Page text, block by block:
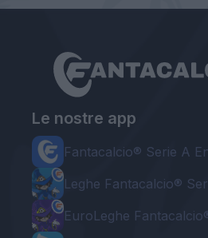
Le nostre app
Fantacalcio® Serie A
Leghe Fantacalcio®
EuroLeghe